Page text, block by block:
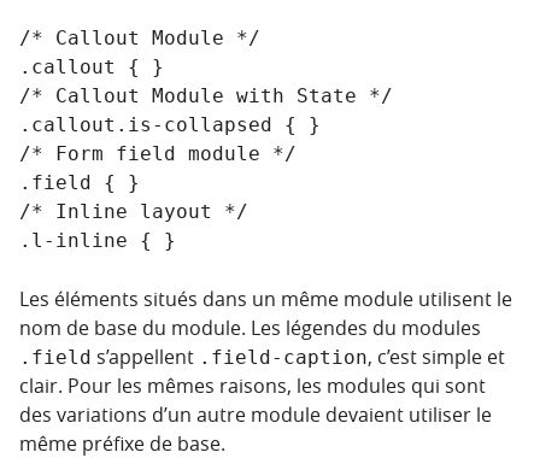
/* Callout Module */
.callout { }
/* Callout Module with State */
.callout.is-collapsed { }
/* Form field module */
.field { }
/* Inline layout */
.l-inline { }
Les éléments situés dans un même module utilisent le
nom de base du module. Les légendes du modules
.field s’appellent .field-caption, c’est simple et
clair. Pour les mêmes raisons, les modules qui sont
des variations d’un autre module devaient utiliser le
même préfixe de base.